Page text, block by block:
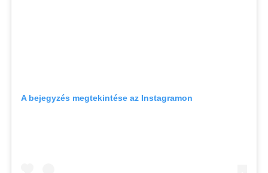
A bejegyzés megtekintése az Instagramon